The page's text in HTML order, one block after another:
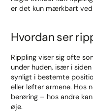
er det kun mærkbart
Hvordan ser
Rippling viser sig ofte
under huden, især i
synligt i bestemte
eller løfter armene. Hos
berøring – hos andre
øje.